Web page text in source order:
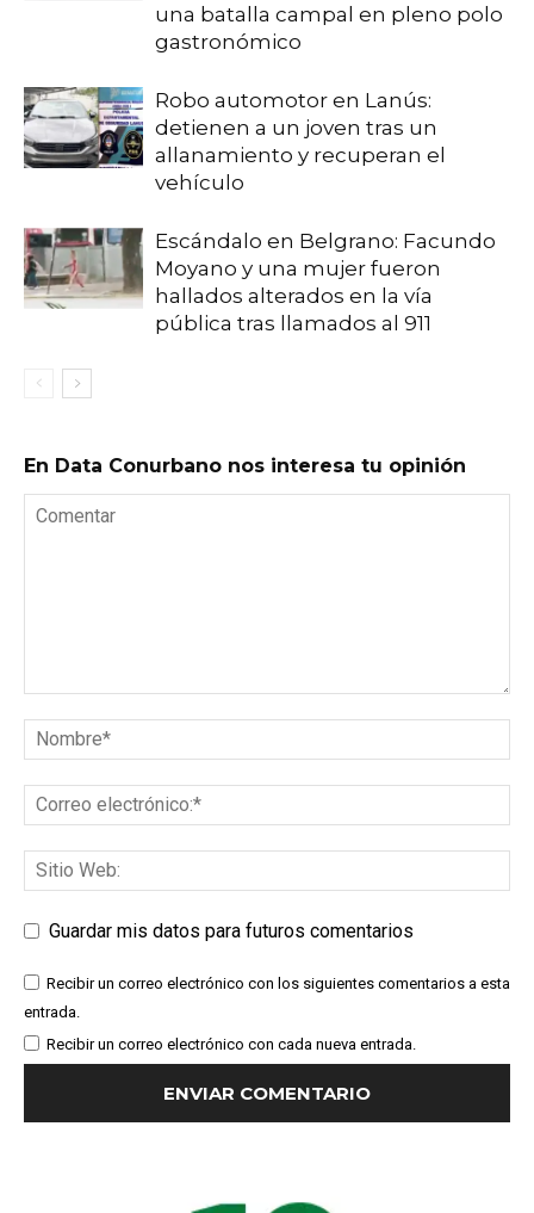
una batalla campal en pleno polo
gastronómico
Robo automotor en Lanús:
detienen a un joven tras un
allanamiento y recuperan el
vehículo
Escándalo en Belgrano: Facundo
Moyano y una mujer fueron
hallados alterados en la vía
pública tras llamados al 911
En Data Conurbano nos interesa tu opinión
Guardar mis datos para futuros comentarios
Recibir un correo electrónico con los siguientes comentarios a esta
entrada.
Recibir un correo electrónico con cada nueva entrada.